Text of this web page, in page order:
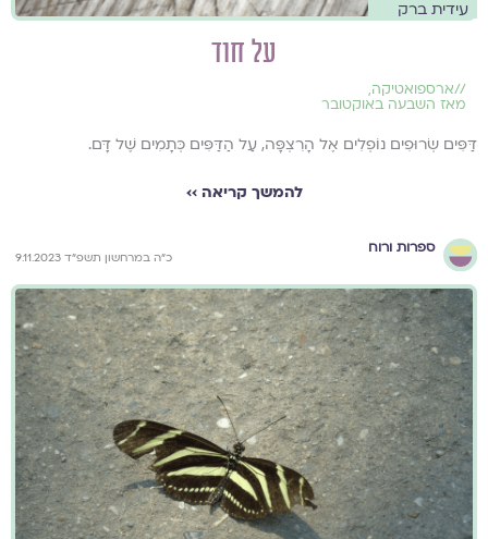
עידית ברק
על חוד
//ארספואטיקה,
מאז השבעה באוקטובר
דַּפִּים שְׂרוּפִים נוֹפְלִים אֶל הָרִצְפָּה, עַל הַדַּפִּים כְּתָמִים שֶׁל דָּם.
להמשך קריאה ››
ספרות ורוח
כ"ה במרחשון תשפ"ד 9.11.2023